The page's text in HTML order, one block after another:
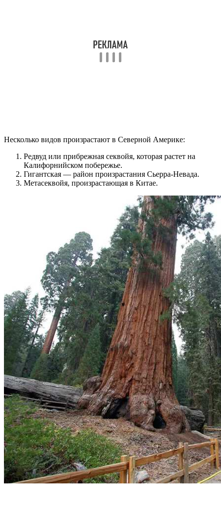
Несколько видов произрастают в Северной Америке:
Редвуд или прибрежная секвойя, которая растет на
Калифорнийском побережье.
Гигантская — район произрастания Сьерра-Невада.
Метасеквойя, произрастающая в Китае.